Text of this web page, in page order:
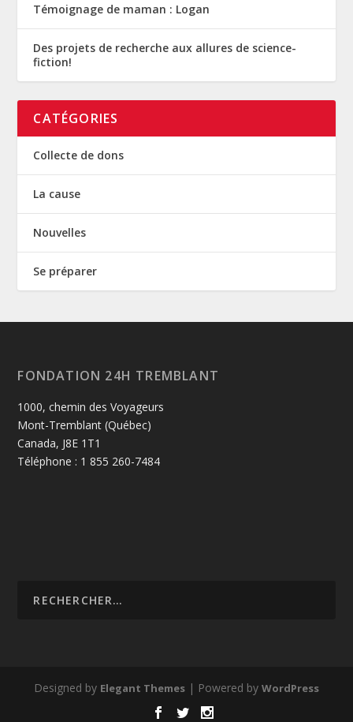
Témoignage de maman : Logan
Des projets de recherche aux allures de science-
fiction!
CATÉGORIES
Collecte de dons
La cause
Nouvelles
Se préparer
FONDATION 24H TREMBLANT
1000, chemin des Voyageurs
Mont-Tremblant (Québec)
Canada, J8E 1T1
Téléphone : 1 855 260-7484
Designed by Elegant Themes | Powered by WordPress